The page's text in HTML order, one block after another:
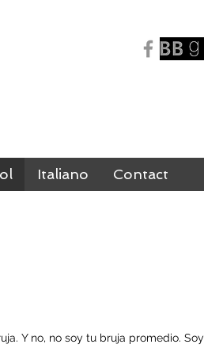
Italiano Contact
Y no, no soy tu bruja promedio. Soy